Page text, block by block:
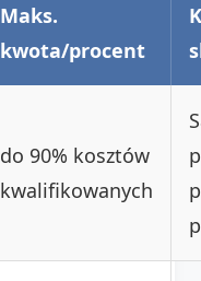
Maks.
kwota/procent
do 90% kosztów
kwalifikowanych